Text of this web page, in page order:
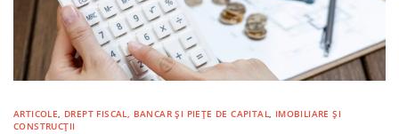
ARTICOLE, DREPT FISCAL, BANCAR ȘI PIEȚE DE CAPITAL, IMOBILIARE ȘI
CONSTRUCȚII